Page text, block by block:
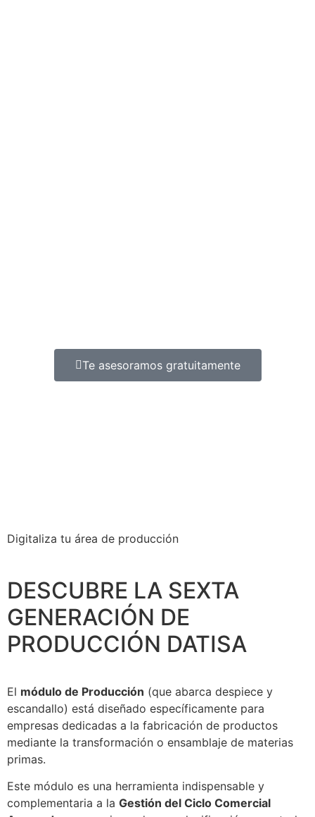
Te asesoramos gratuitamente
Digitaliza tu área de producción
DESCUBRE LA SEXTA
GENERACIÓN DE
PRODUCCIÓN DATISA
El módulo de Producción (que abarca despiece y
escandallo) está diseñado específicamente para
empresas dedicadas a la fabricación de productos
mediante la transformación o ensamblaje de materias
primas.
Este módulo es una herramienta indispensable y
complementaria a la Gestión del Ciclo Comercial